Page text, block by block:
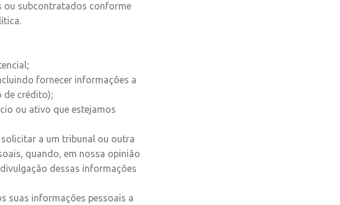
ou subcontratados conforme
fornecer informações a
de crédito);
ou ativo que estejamos
a um tribunal ou outra
quando, em nossa opinião
dessas informações
suas informações pessoais a